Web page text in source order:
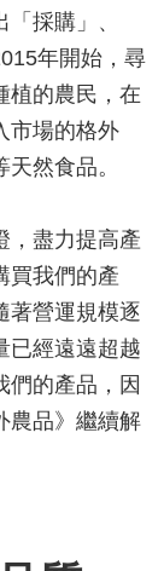
採購」、
年開始， 尋
的農民， 在
市場的格外
然食品。
，盡力提高產
買我們的產
著營運規模逐
已經遠遠超越
們的產品，因
農品》繼續解